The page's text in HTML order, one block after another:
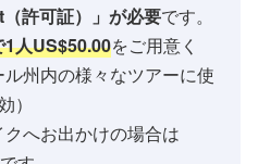
許可証）」が必要です。
1人US$50.00をご用意く
州内の様々なツアーに使
）
へお出かけの場合は